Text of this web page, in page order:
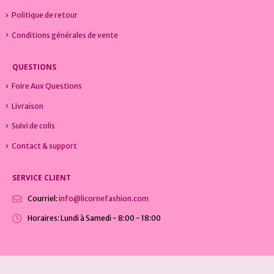
Politique de retour
Conditions générales de vente
QUESTIONS
Foire Aux Questions
Livraison
Suivi de colis
Contact & support
SERVICE CLIENT
Courriel: info@licornefashion.com
Horaires: Lundi à Samedi - 8:00 - 18:00